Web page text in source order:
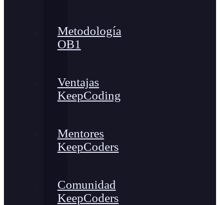
Metodología
OB1
Ventajas
KeepCoding
Mentores
KeepCoders
Comunidad
KeepCoders